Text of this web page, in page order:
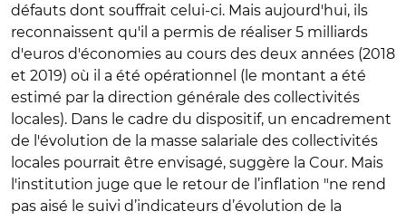
défauts dont souffrait celui-ci. Mais aujourd'hui, ils
reconnaissent qu'il a permis de réaliser 5 milliards
d'euros d'économies au cours des deux années (2018
et 2019) où il a été opérationnel (le montant a été
estimé par la direction générale des collectivités
locales). Dans le cadre du dispositif, un encadrement
de l'évolution de la masse salariale des collectivités
locales pourrait être envisagé, suggère la Cour. Mais
l'institution juge que le retour de l’inflation "ne rend
pas aisé le suivi d’indicateurs d’évolution de la